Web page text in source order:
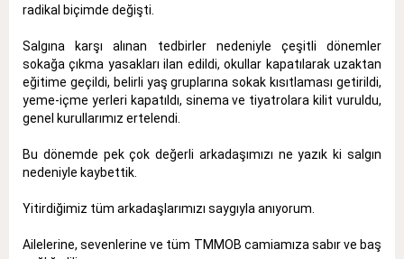
radikal biçimde değişti.
Salgına karşı alınan tedbirler nedeniyle çeşitli dönemler
sokağa çıkma yasakları ilan edildi, okullar kapatılarak uzaktan
eğitime geçildi, belirli yaş gruplarına sokak kısıtlaması getirildi,
yeme-içme yerleri kapatıldı, sinema ve tiyatrolara kilit vuruldu,
genel kurullarımız ertelendi.
Bu dönemde pek çok değerli arkadaşımızı ne yazık ki salgın
nedeniyle kaybettik.
Yitirdiğimiz tüm arkadaşlarımızı saygıyla anıyorum.
Ailelerine, sevenlerine ve tüm TMMOB camiamıza sabır ve baş